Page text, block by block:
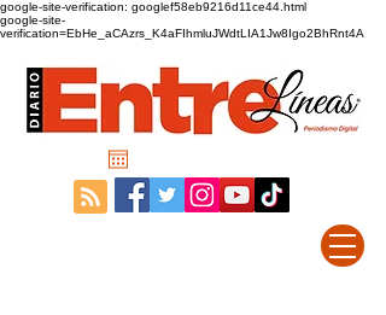
google-site-verification: googlef58eb9216d11ce44.html
google-site-
verification=EbHe_aCAzrs_K4aFIhmluJWdtLIA1Jw8Igo2BhRnt4A